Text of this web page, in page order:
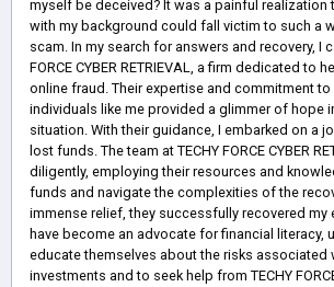
myself be deceived? It was a painful realization
with my background could fall victim to such a
scam. In my search for answers and recovery, I
FORCE CYBER RETRIEVAL, a firm dedicated to
online fraud. Their expertise and commitment
individuals like me provided a glimmer of hope
situation. With their guidance, I embarked on a
lost funds. The team at TECHY FORCE CYBER
diligently, employing their resources and
funds and navigate the complexities of the
immense relief, they successfully recovered my
have become an advocate for financial literacy,
educate themselves about the risks associated
investments and to seek help from TECHY